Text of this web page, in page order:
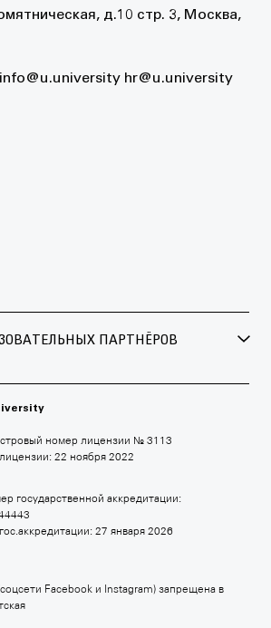
д.10 стр. 3, Москва,
info@u.university hr@u.university
ПАРТНЁРОВ
КИНО
номер лицензии № 3113
22 ноября 2022
государственной аккредитации:
27 января 2026
Facebook и Instagram) запрещена в